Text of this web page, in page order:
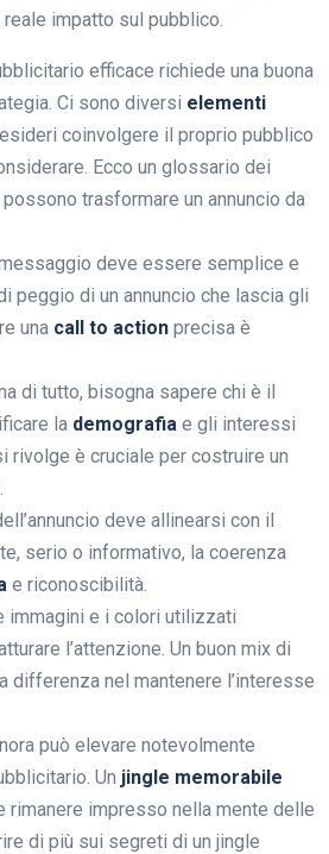
reale impatto sul pubblico.
efficace richiede una buona
Ci sono diversi elementi
coinvolgere il proprio pubblico
Ecco un glossario dei
trasformare un annuncio da
deve essere semplice e
peggio di un annuncio che lascia gli
una call to action precisa è
di tutto, bisogna sapere chi è il
la demografia e gli interessi
rivolge è cruciale per costruire un
deve allinearsi con il
serio o informativo, la coerenza
e riconoscibilità.
immagini e i colori utilizzati
l’attenzione. Un buon mix di
differenza nel mantenere l’interesse
può elevare notevolmente
Un jingle memorabile
rimanere impresso nella mente delle
di più sui segreti di un jingle